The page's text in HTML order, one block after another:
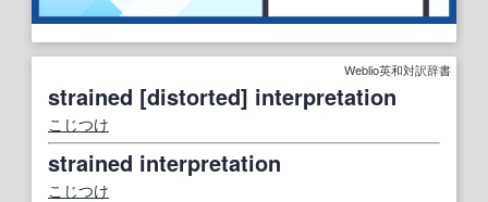
Weblio英和対訳辞書
strained [distorted] interpretation
こじつけ
strained interpretation
こじつけ